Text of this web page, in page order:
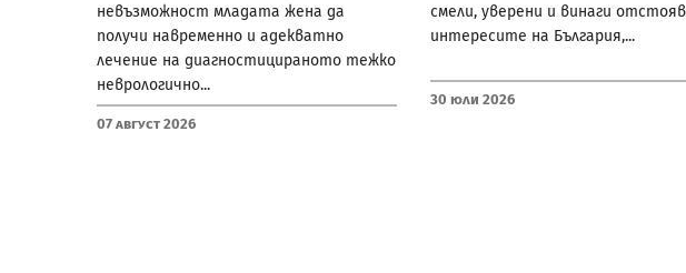
невъзможност младата жена да
получи навременно и адекватно
лечение на диагностицираното тежко
неврологично...
07 Август 2026
смели, уверени и винаги
интересите на България,...
30 Юли 2026